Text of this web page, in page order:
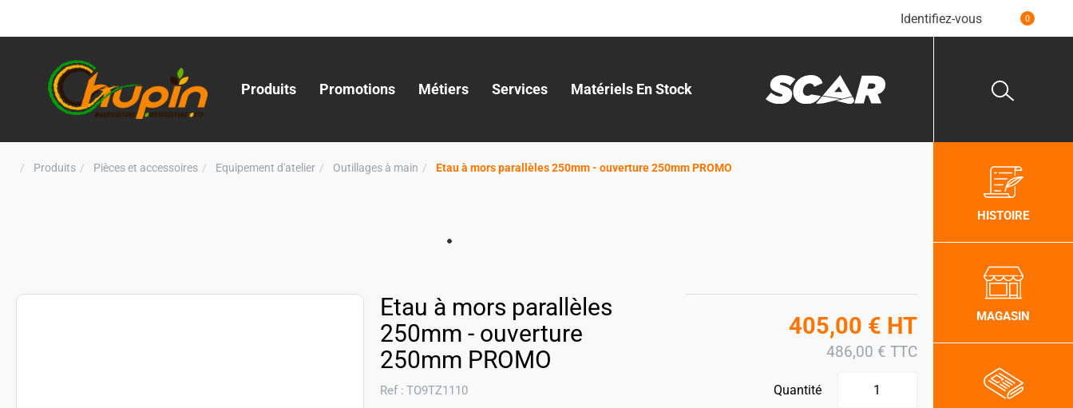
Identifiez-vous 0
Produits Promotions Métiers Services Matériels En Stock
Produits Pièces et accessoires Equipement d'atelier Outillages à main Etau à mors parallèles 250mm - ouverture 250mm PROMO
Etau à mors parallèles
250mm - ouverture
250mm PROMO
Ref : TO9TZ1110
405,00 € HT
486,00 € TTC
Quantité
HISTOIRE
MAGASIN